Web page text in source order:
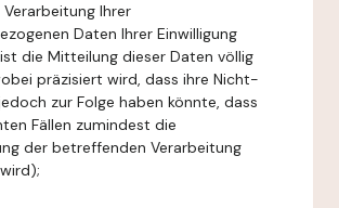
Ihrer
Daten Ihrer Einwilligung
die Mitteilung dieser Daten völlig
präzisiert wird, dass ihre Nicht-
zur Folge haben könnte, dass
Fällen zumindest die
der betreffenden Verarbeitung